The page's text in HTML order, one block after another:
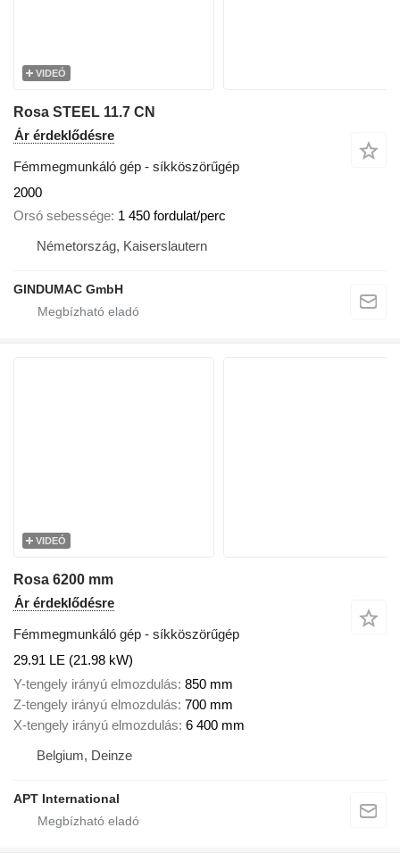
VIDEÓ
Rosa STEEL 11.7 CN
Ár érdeklődésre
Fémmegmunkáló gép - síkköszörűgép
2000
Orsó sebessége 1 450 fordulat/perc
Németország, Kaiserslautern
GINDUMAC GmbH
VIDEÓ
Rosa 6200 mm
Ár érdeklődésre
Fémmegmunkáló gép - síkköszörűgép
29.91 LE (21.98 kW)
Y-tengely irányú elmozdulás 850 mm
Z-tengely irányú elmozdulás 700 mm
X-tengely irányú elmozdulás 6 400 mm
Belgium, Deinze
APT International